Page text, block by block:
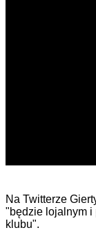
Na Twitterze
"będzie lojalnym i
klubu".